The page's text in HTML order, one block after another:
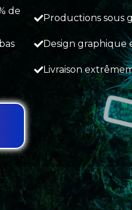
de
Productions sous
Design graphique
Livraison